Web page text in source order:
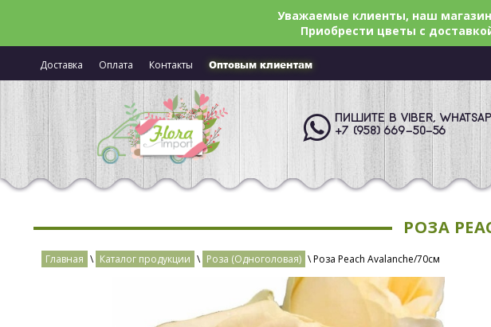
Уважаемые клиенты, наш
Приобрести цветы с
Доставка Оплата Контакты Оптовым клиентам
ПИШИТЕ В VIBER,
+7 (958) 669-50-56
РОЗА
Главная \ Каталог продукции \ Роза (Одноголовая) \ Роза Peach Avalanche/70см